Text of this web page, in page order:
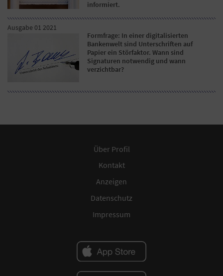
informiert.
Ausgabe 01 2021
Formfrage: In einer digitalisierten
Bankenwelt sind Unterschriften auf
Papier ein Störfaktor. Wann sind
Signaturen notwendig und wann
verzichtbar?
Über Profil
Kontakt
Anzeigen
Datenschutz
Impressum